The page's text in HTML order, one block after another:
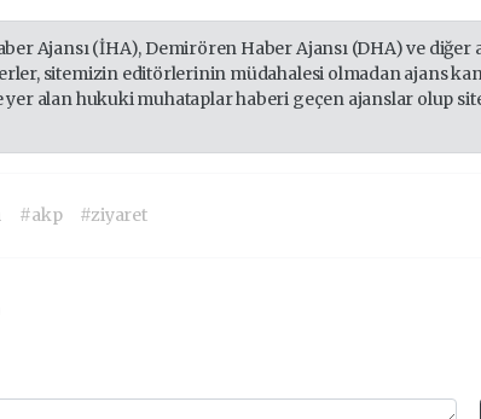
Ajansı (İHA), Demirören Haber Ajansı (DHA) ve diğer
sitemizin editörlerinin müdahalesi olmadan ajans
alan hukuki muhataplar haberi geçen ajanslar olup
#akp #ziyaret